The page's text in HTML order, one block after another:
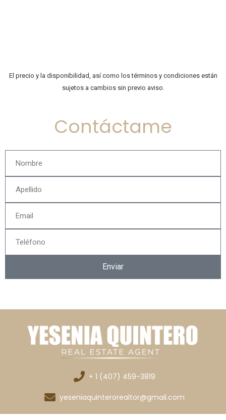
El precio y la disponibilidad, así como los términos y condiciones están
sujetos a cambios sin previo aviso.
Contáctame
Enviar
+ 1 (407) 459-3819
yeseniaquinterorealtor@gmail.com